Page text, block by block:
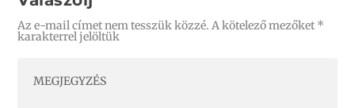
Az e-mail címet nem tesszük közzé. A kötelező mezőket *
karakterrel jelöltük